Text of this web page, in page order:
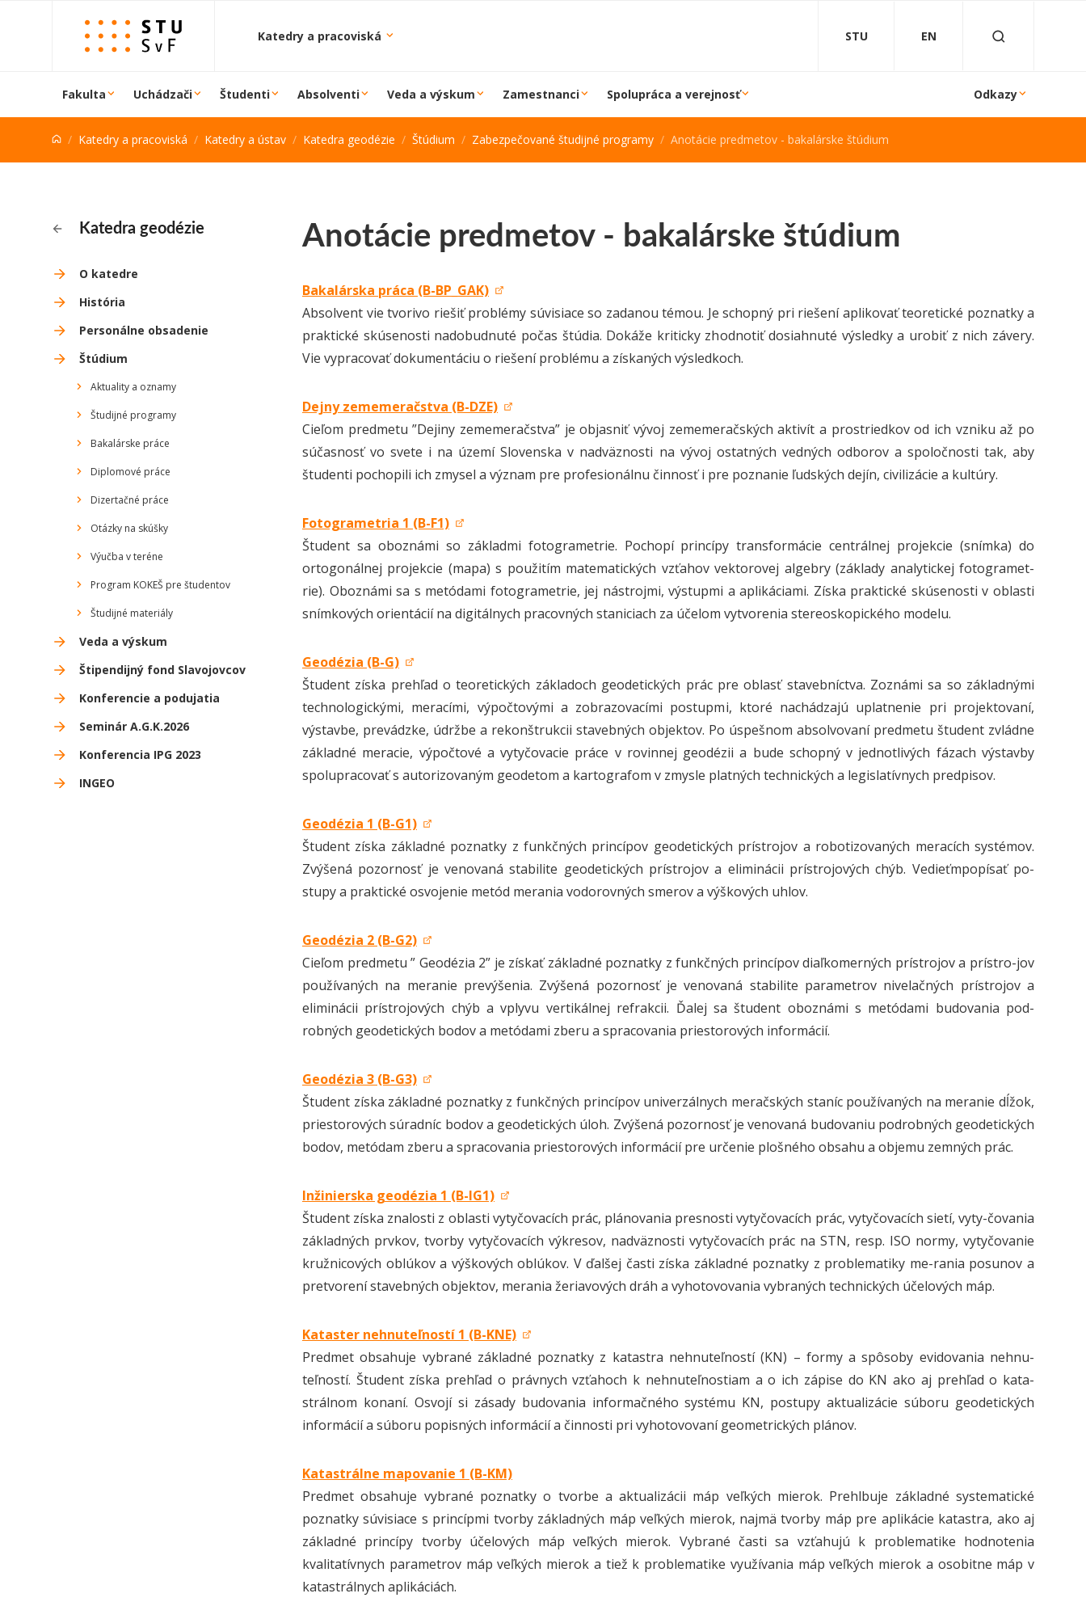
Prejsť na obsah
Katedry a pracoviská STU EN
Fakulta Uchádzači Študenti Absolventi Veda a výskum Zamestnanci Spolupráca a verejnosť Odkazy
Katedry a pracoviská Katedry a ústav Katedra geodézie Štúdium Zabezpečované študijné programy Anotácie predmetov - bakalárske štúdium
Katedra geodézie
O katedre
História
Personálne obsadenie
Štúdium
Aktuality a oznamy
Študijné programy
Bakalárske práce
Diplomové práce
Dizertačné práce
Otázky na skúšky
Výučba v teréne
Program KOKEŠ pre študentov
Študijné materiály
Veda a výskum
Štipendijný fond Slavojovcov
Konferencie a podujatia
Seminár A.G.K.2026
Konferencia IPG 2023
INGEO
Anotácie predmetov - bakalárske štúdium
Bakalárska práca (B-BP_GAK)
Absolvent vie tvorivo riešiť problémy súvisiace so zadanou témou. Je schopný pri riešení aplikovať teoretické poznatky a
praktické skúsenosti nadobudnuté počas štúdia. Dokáže kriticky zhodnotiť dosiahnuté výsledky a urobiť z nich závery.
Vie vypracovať dokumentáciu o riešení problému a získaných výsledkoch.
Dejny zememeračstva (B-DZE)
Cieľom predmetu ”Dejiny zememeračstva” je objasniť vývoj zememeračských aktivít a prostriedkov od ich vzniku až po
súčasnosť vo svete i na území Slovenska v nadväznosti na vývoj ostatných vedných odborov a spoločnosti tak, aby
študenti pochopili ich zmysel a význam pre profesionálnu činnosť i pre poznanie ľudských dejín, civilizácie a kultúry.
Fotogrametria 1 (B-F1)
Študent sa oboznámi so základmi fotogrametrie. Pochopí princípy transformácie centrálnej projekcie (snímka) do
ortogonálnej projekcie (mapa) s použitím matematických vzťahov vektorovej algebry (základy analytickej fotogramet-
rie). Oboznámi sa s metódami fotogrametrie, jej nástrojmi, výstupmi a aplikáciami. Získa praktické skúsenosti v oblasti
snímkových orientácií na digitálnych pracovných staniciach za účelom vytvorenia stereoskopického modelu.
Geodézia (B-G)
Študent získa prehľad o teoretických základoch geodetických prác pre oblasť stavebníctva. Zoznámi sa so základnými
technologickými, meracími, výpočtovými a zobrazovacími postupmi, ktoré nachádzajú uplatnenie pri projektovaní,
výstavbe, prevádzke, údržbe a rekonštrukcii stavebných objektov. Po úspešnom absolvovaní predmetu študent zvládne
základné meracie, výpočtové a vytyčovacie práce v rovinnej geodézii a bude schopný v jednotlivých fázach výstavby
spolupracovať s autorizovaným geodetom a kartografom v zmysle platných technických a legislatívnych predpisov.
Geodézia 1 (B-G1)
Študent získa základné poznatky z funkčných princípov geodetických prístrojov a robotizovaných meracích systémov.
Zvýšená pozornosť je venovaná stabilite geodetických prístrojov a eliminácii prístrojových chýb. Vedieťmpopísať po-
stupy a praktické osvojenie metód merania vodorovných smerov a výškových uhlov.
Geodézia 2 (B-G2)
Cieľom predmetu ” Geodézia 2” je získať základné poznatky z funkčných princípov diaľkomerných prístrojov a prístro-jov
používaných na meranie prevýšenia. Zvýšená pozornosť je venovaná stabilite parametrov nivelačných prístrojov a
eliminácii prístrojových chýb a vplyvu vertikálnej refrakcii. Ďalej sa študent oboznámi s metódami budovania pod-
robných geodetických bodov a metódami zberu a spracovania priestorových informácií.
Geodézia 3 (B-G3)
Študent získa základné poznatky z funkčných princípov univerzálnych meračských staníc používaných na meranie dĺžok,
priestorových súradníc bodov a geodetických úloh. Zvýšená pozornosť je venovaná budovaniu podrobných geodetických
bodov, metódam zberu a spracovania priestorových informácií pre určenie plošného obsahu a objemu zemných prác.
Inžinierska geodézia 1 (B-IG1)
Študent získa znalosti z oblasti vytyčovacích prác, plánovania presnosti vytyčovacích prác, vytyčovacích sietí, vyty-čovania
základných prvkov, tvorby vytyčovacích výkresov, nadväznosti vytyčovacích prác na STN, resp. ISO normy, vytyčovanie
kružnicových oblúkov a výškových oblúkov. V ďalšej časti získa základné poznatky z problematiky me-rania posunov a
pretvorení stavebných objektov, merania žeriavových dráh a vyhotovovania vybraných technických účelových máp.
Kataster nehnuteľností 1 (B-KNE)
Predmet obsahuje vybrané základné poznatky z katastra nehnuteľností (KN) – formy a spôsoby evidovania nehnu-
teľností. Študent získa prehľad o právnych vzťahoch k nehnuteľnostiam a o ich zápise do KN ako aj prehľad o kata-
strálnom konaní. Osvojí si zásady budovania informačného systému KN, postupy aktualizácie súboru geodetických
informácií a súboru popisných informácií a činnosti pri vyhotovovaní geometrických plánov.
Katastrálne mapovanie 1 (B-KM)
Predmet obsahuje vybrané poznatky o tvorbe a aktualizácii máp veľkých mierok. Prehlbuje základné systematické
poznatky súvisiace s princípmi tvorby základných máp veľkých mierok, najmä tvorby máp pre aplikácie katastra, ako aj
základné princípy tvorby účelových máp veľkých mierok. Vybrané časti sa vzťahujú k problematike hodnotenia
kvalitatívnych parametrov máp veľkých mierok a tiež k problematike využívania máp veľkých mierok a osobitne máp v
katastrálnych aplikáciách.